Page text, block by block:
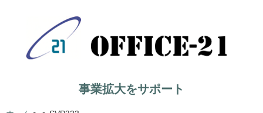
事業拡大をサポート